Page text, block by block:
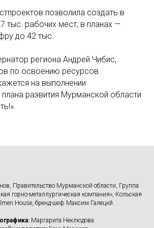
позволила создать в
тыс. рабочих мест, в планах —
до 42 тыс.
региона Андрей Чибис,
по освоению ресурсов
на выполнении
плана развития Мурманской области
Правительство Мурманской области, Группа
горно-металлургическая компания», Кольская
House, бренд-шеф Максим Галецкй.
Маргарита Неклюдова